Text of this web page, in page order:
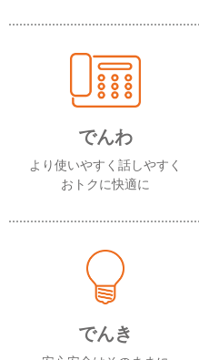
でんわ
より使いやすく話しやすく
おトクに快適に
でんき